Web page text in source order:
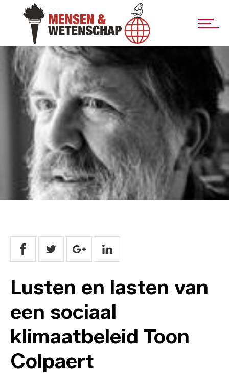
Lusten en lasten van
een sociaal
klimaatbeleid Toon
Colpaert